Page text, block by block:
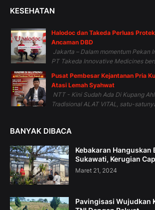
KESEHATAN
Halodoc dan Takeda Perluas
Ancaman DBD
Jakarta – Dalam momentum Pekan
PT Takeda Innovative Medicines
Pusat Pembesar Kejantanan Pria
Atasi Lemah Syahwat
NTT - Kini Sudah Ada Di Kupang
Tradisional ALAT VITAL, satu-
BANYAK DIBACA
Kebakaran Hanguskan
Sukawati, Kerugian
Maret 21, 2024
Pavingisasi Wujudkan